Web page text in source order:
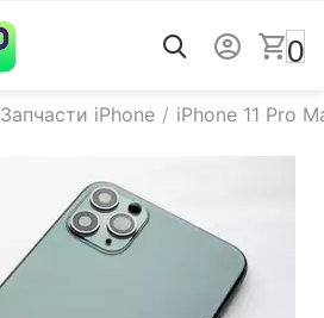
0
Запчасти iPhone / iPhone 11 Pro